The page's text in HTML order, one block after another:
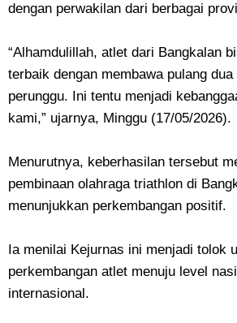
dengan perwakilan dari berbagai
“Alhamdulillah, atlet dari Bangkalan
terbaik dengan membawa pulang
perunggu. Ini tentu menjadi
kami,” ujarnya, Minggu (17/05/2026).
Menurutnya, keberhasilan tersebut
pembinaan olahraga triathlon di
menunjukkan perkembangan positif.
Ia menilai Kejurnas ini menjadi tolok
perkembangan atlet menuju level
internasional.